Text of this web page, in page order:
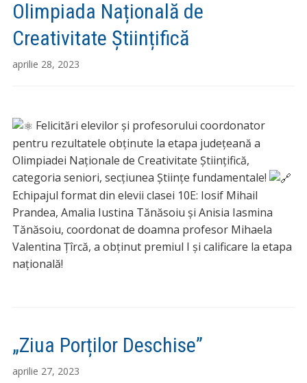
Olimpiada Națională de
Creativitate Științifică
aprilie 28, 2023
Felicitări elevilor și profesorului coordonator
pentru rezultatele obținute la etapa județeană a
Olimpiadei Naționale de Creativitate Științifică,
categoria seniori, secțiunea Științe fundamentale!
Echipajul format din elevii clasei 10E: Iosif Mihail
Prandea, Amalia Iustina Tănăsoiu și Anisia Iasmina
Tănăsoiu, coordonat de doamna profesor Mihaela
Valentina Țîrcă, a obținut premiul I și calificare la etapa
națională!
„Ziua Porților Deschise”
aprilie 27, 2023